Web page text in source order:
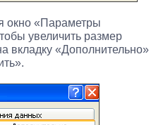
окно «Параметры
увеличить размер
вкладку «Дополнительно»